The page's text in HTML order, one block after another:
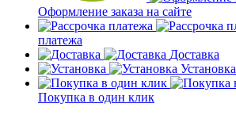
Оформление заказа на сайте
платежа
Доставка
Установка
Покупка в один клик